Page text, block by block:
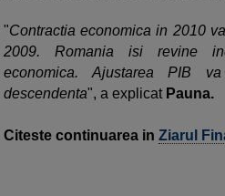
"Contractia economica in 2010
2009. Romania isi revine
economica. Ajustarea PIB
descendenta", a explicat Pauna.
Citeste continuarea in Ziarul